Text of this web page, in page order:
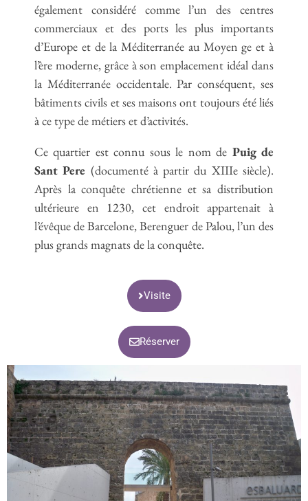
également considéré comme l’un des centres
commerciaux et des ports les plus importants
d’Europe et de la Méditerranée au Moyen ge et à
l’ère moderne, grâce à son emplacement idéal dans
la Méditerranée occidentale. Par conséquent, ses
bâtiments civils et ses maisons ont toujours été liés
à ce type de métiers et d’activités.
Ce quartier est connu sous le nom de Puig de
Sant Pere (documenté à partir du XIIIe siècle).
Après la conquête chrétienne et sa distribution
ultérieure en 1230, cet endroit appartenait à
l’évêque de Barcelone, Berenguer de Palou, l’un des
plus grands magnats de la conquête.
Visite
Réserver